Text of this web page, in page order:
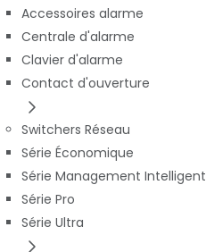
Accessoires alarme
Centrale d'alarme
Clavier d'alarme
Contact d'ouverture
Switchers Réseau
Série Économique
Série Management Intelligent
Série Pro
Série Ultra